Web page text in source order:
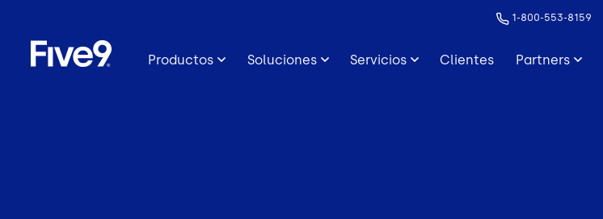
1-800-553-8159
Productos Soluciones Servicios Clientes Partners